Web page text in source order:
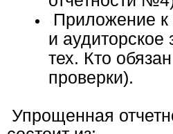
Приложение
и аудиторское
тех. Кто
проверки).
Упрощенная